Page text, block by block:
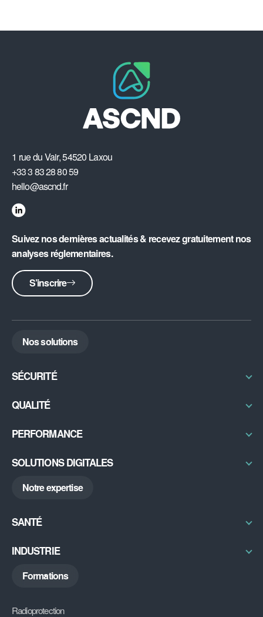
1 rue du Vair, 54520 Laxou
+33 3 83 28 80 59
hello@ascnd.fr
Suivez nos dernières actualités & recevez gratuitement nos
analyses réglementaires.
S’inscrire
Nos solutions
SÉCURITÉ
Radioprotection & Contrôles
Sécurité IRM
Radon
QUALITÉ
Certifications / Labellisation
PERFORMANCE
Excellence Opérationnelle
SOLUTIONS DIGITALES
ABGX
DiAG
Notre expertise
SANTÉ
Découvrir
INDUSTRIE
Découvrir
Formations
Radioprotection